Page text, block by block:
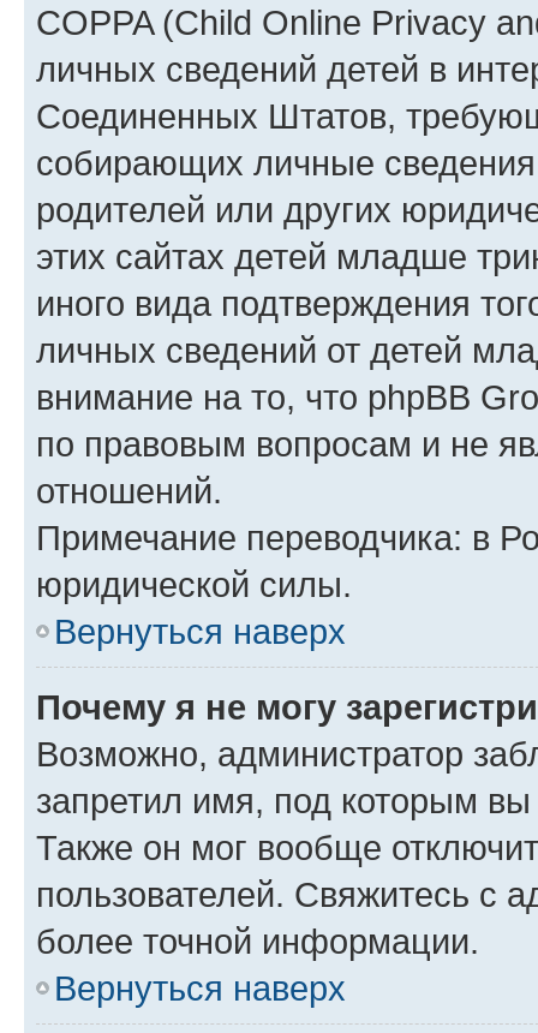
COPPA (Child Online Privacy
личных сведений детей в
Соединенных Штатов,
собирающих личные
родителей или других
этих сайтах детей младше
иного вида подтверждения
личных сведений от детей
внимание на то, что phpBB
по правовым вопросам и не
отношений.
Примечание переводчика: в
юридической силы.
Вернуться наверх
Почему я не могу
Возможно, администратор
запретил имя, под которым вы
Также он мог вообще
пользователей. Свяжитесь с
более точной информации.
Вернуться наверх